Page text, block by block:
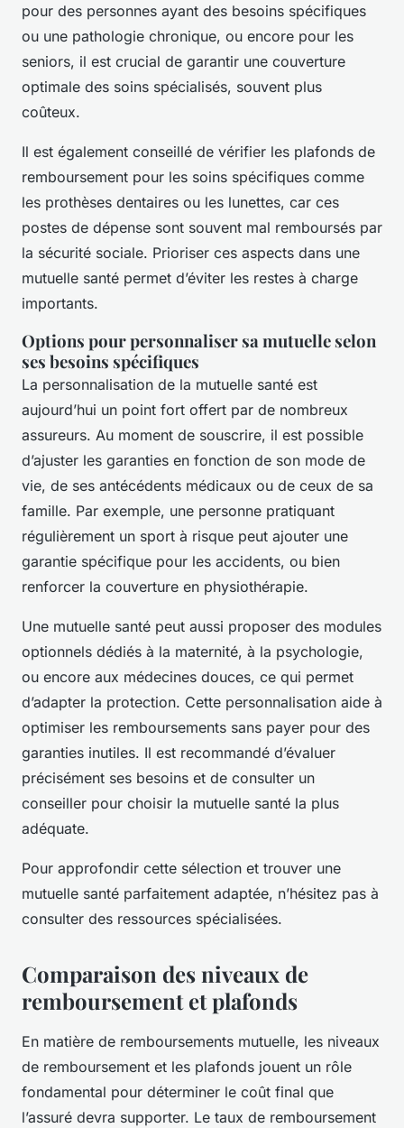
pour des personnes ayant des besoins spécifiques
ou une pathologie chronique, ou encore pour les
seniors, il est crucial de garantir une couverture
optimale des soins spécialisés, souvent plus
coûteux.
Il est également conseillé de vérifier les plafonds de
remboursement pour les soins spécifiques comme
les prothèses dentaires ou les lunettes, car ces
postes de dépense sont souvent mal remboursés par
la sécurité sociale. Prioriser ces aspects dans une
mutuelle santé permet d’éviter les restes à charge
importants.
Options pour personnaliser sa mutuelle selon
ses besoins spécifiques
La personnalisation de la mutuelle santé est
aujourd’hui un point fort offert par de nombreux
assureurs. Au moment de souscrire, il est possible
d’ajuster les garanties en fonction de son mode de
vie, de ses antécédents médicaux ou de ceux de sa
famille. Par exemple, une personne pratiquant
régulièrement un sport à risque peut ajouter une
garantie spécifique pour les accidents, ou bien
renforcer la couverture en physiothérapie.
Une mutuelle santé peut aussi proposer des modules
optionnels dédiés à la maternité, à la psychologie,
ou encore aux médecines douces, ce qui permet
d’adapter la protection. Cette personnalisation aide à
optimiser les remboursements sans payer pour des
garanties inutiles. Il est recommandé d’évaluer
précisément ses besoins et de consulter un
conseiller pour choisir la mutuelle santé la plus
adéquate.
Pour approfondir cette sélection et trouver une
mutuelle santé parfaitement adaptée, n’hésitez pas à
consulter des ressources spécialisées.
Comparaison des niveaux de
remboursement et plafonds
En matière de remboursements mutuelle, les niveaux
de remboursement et les plafonds jouent un rôle
fondamental pour déterminer le coût final que
l’assuré devra supporter. Le taux de remboursement